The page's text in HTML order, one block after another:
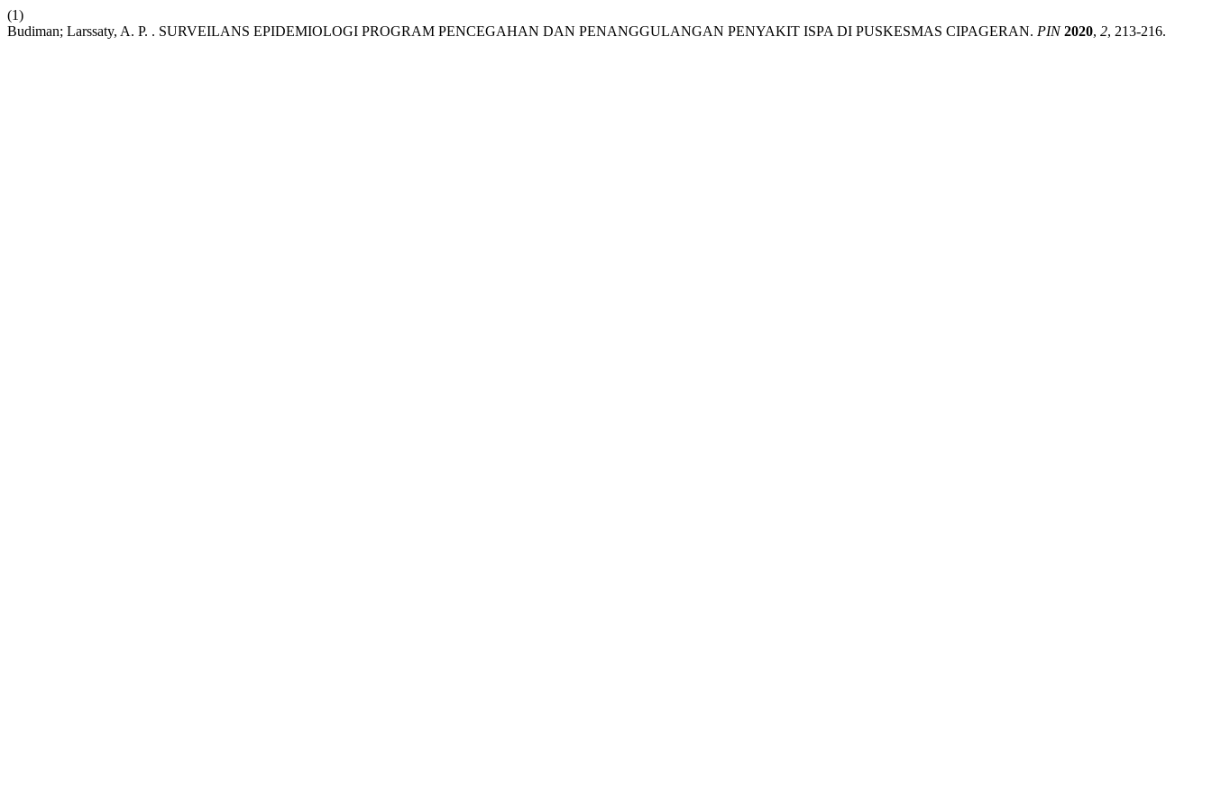
(1)
Budiman; Larssaty, A. P. . SURVEILANS EPIDEMIOLOGI PROGRAM PENCEGAHAN DAN PENANGGULANGAN PENYAKIT ISPA DI PUSKESMAS CIPAGERAN. PIN 2020, 2, 213-216.